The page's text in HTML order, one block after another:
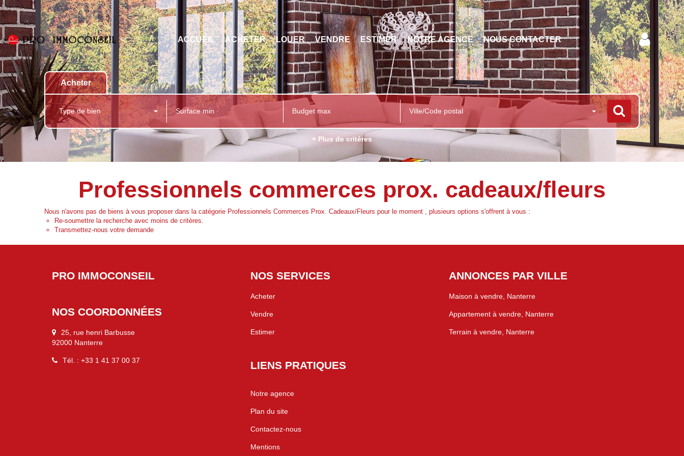
ACCUEIL ACHETER LOUER VENDRE ESTIMER NOTRE AGENCE NOUS CONTACTER
Acheter
Type de bien Ville/Code postal
+ Plus de critères
Professionnels commerces prox. cadeaux/fleurs
Nous n'avons pas de biens à vous proposer dans la catégorie Professionnels Commerces Prox. Cadeaux/Fleurs pour le moment , plusieurs options s'offrent à vous :
Re-soumettre la recherche avec moins de critères.
Transmettez-nous votre demande
PRO IMMOCONSEIL
NOS COORDONNÉES
25, rue henri Barbusse
92000 Nanterre
Tél. : +33 1 41 37 00 37
NOS SERVICES
Acheter
Vendre
Estimer
LIENS PRATIQUES
Notre agence
Plan du site
Contactez-nous
Mentions
ANNONCES PAR VILLE
Maison à vendre, Nanterre
Appartement à vendre, Nanterre
Terrain à vendre, Nanterre